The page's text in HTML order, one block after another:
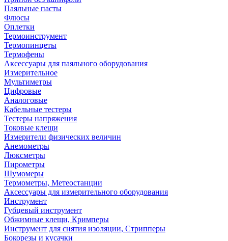
Паяльные пасты
Флюсы
Оплетки
Термоинструмент
Термопинцеты
Термофены
Аксессуары для паяльного оборудования
Измерительное
Мультиметры
Цифровые
Аналоговые
Кабельные тестеры
Тестеры напряжения
Токовые клещи
Измерители физических величин
Анемометры
Люксметры
Пирометры
Шумомеры
Термометры, Метеостанции
Аксессуары для измерительного оборудования
Инструмент
Губцевый инструмент
Обжимные клещи, Кримперы
Инструмент для снятия изоляции, Стрипперы
Бокорезы и кусачки